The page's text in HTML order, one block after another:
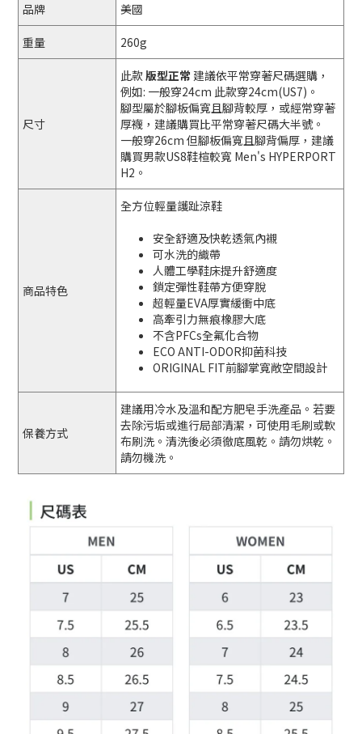
品牌 美國
重量 260g
尺寸
此款版型正常 建議依平常穿著尺碼選購，
例如: 一般穿24cm 此款穿24cm(US7)。
腳型屬於腳板偏寬且腳背較厚，或經常穿著
厚襪，建議購買比平常穿著尺碼大半號。
一般穿26cm 但腳板偏寬且腳背偏厚，建議
購買男款US8鞋楦較寬 Men's HYPERPORT
H2。
商品特色
全方位輕量護趾涼鞋
安全舒適及快乾透氣內襯
可水洗的織帶
人體工學鞋床提升舒適度
鎖定彈性鞋帶方便穿脫
超輕量EVA厚實緩衝中底
高牽引力無痕橡膠大底
不含PFCs全氟化合物
ECO ANTI-ODOR抑菌科技
ORIGINAL FIT前腳掌寬敞空間設計
保養方式
建議用冷水及溫和配方肥皂手洗產品。若要
去除污垢或進行局部清潔，可使用毛刷或軟
布刷洗。清洗後必須徹底風乾。請勿烘乾。
請勿機洗。